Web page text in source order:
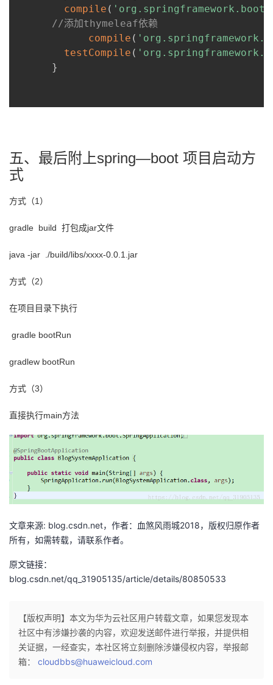
compile (
//添加thymeleaf依赖
compile (
testCompile (
}
五、最后附上spring—boot 项目启动方
式
方式（1）
gradle build 打包成jar文件
java -jar ./build/libs/xxxx-0.0.1.jar
方式（2）
在项目目录下执行
gradle bootRun
gradlew bootRun
方式（3）
直接执行main方法
文章来源: blog.csdn.net，作者：血煞风雨城2018，版权归原作者
所有，如需转载，请联系作者。
原文链接：
blog.csdn.net/qq_31905135/article/details/80850533
【版权声明】本文为华为云社区用户转载文章，如果您发现本
社区中有涉嫌抄袭的内容，欢迎发送邮件进行举报，并提供相
关证据，一经查实，本社区将立刻删除涉嫌侵权内容，举报邮
箱： cloudbbs@huaweicloud.com